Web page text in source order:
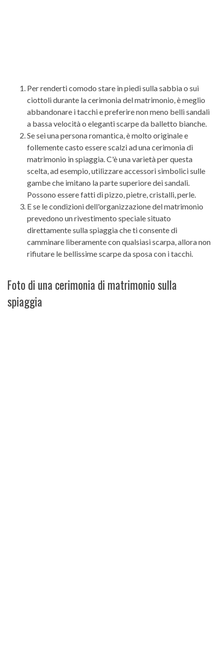
Per renderti comodo stare in piedi sulla sabbia o sui
ciottoli durante la cerimonia del matrimonio, è meglio
abbandonare i tacchi e preferire non meno belli sandali
a bassa velocità o eleganti scarpe da balletto bianche.
Se sei una persona romantica, è molto originale e
follemente casto essere scalzi ad una cerimonia di
matrimonio in spiaggia. C'è una varietà per questa
scelta, ad esempio, utilizzare accessori simbolici sulle
gambe che imitano la parte superiore dei sandali.
Possono essere fatti di pizzo, pietre, cristalli, perle.
E se le condizioni dell'organizzazione del matrimonio
prevedono un rivestimento speciale situato
direttamente sulla spiaggia che ti consente di
camminare liberamente con qualsiasi scarpa, allora non
rifiutare le bellissime scarpe da sposa con i tacchi.
Foto di una cerimonia di matrimonio sulla
spiaggia